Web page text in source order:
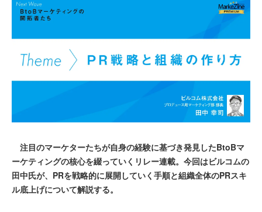
注目のマーケターたちが自身の経験に基づき発見したBtoBマ
ーケティングの核心を綴っていくリレー連載。今回はビルコムの
田中氏が、PRを戦略的に展開していく手順と組織全体のPRスキ
ル底上げについて解説する。